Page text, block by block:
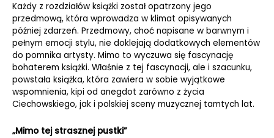
Każdy z rozdziałów książki został opatrzony jego
przedmową, która wprowadza w klimat opisywanych
później zdarzeń. Przedmowy, choć napisane w barwnym i
pełnym emocji stylu, nie doklejają dodatkowych elementów
do pomnika artysty. Mimo to wyczuwa się fascynację
bohaterem książki. Właśnie z tej fascynacji, ale i szacunku,
powstała książka, która zawiera w sobie wyjątkowe
wspomnienia, kipi od anegdot zarówno z życia
Ciechowskiego, jak i polskiej sceny muzycznej tamtych lat.
„Mimo tej strasznej pustki”